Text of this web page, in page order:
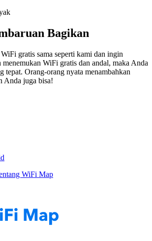
Bagikan
gratis sama seperti kami dan ingin
menemukan WiFi gratis dan andal, maka Anda
tepat. Orang-orang nyata menambahkan
Anda juga bisa!
WiFi Map